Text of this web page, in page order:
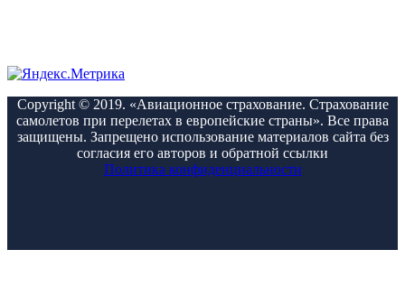
Copyright © 2019. «Авиационное страхование. Страхование
самолетов при перелетах в европейские страны». Все права
защищены. Запрещено использование материалов сайта без
согласия его авторов и обратной ссылки
Политика конфиденциальности